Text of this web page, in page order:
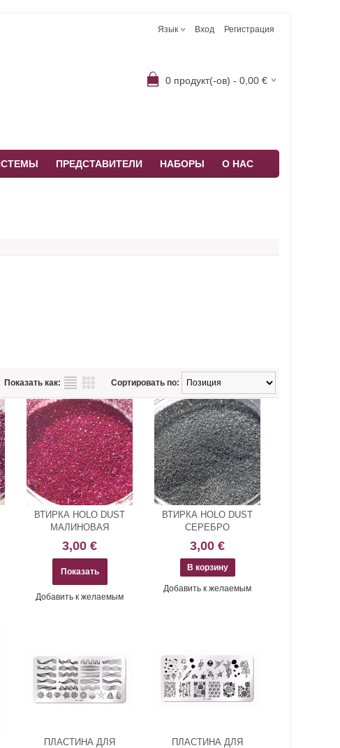
Язык Вход Регистрация
0 продукт(-ов) - 0,00 €
ПРЕДСТАВИТЕЛИ НАБОРЫ О НАС
Сортировать по:
Показать как:
ВТИРКА HOLO DUST
МАЛИНОВАЯ
3,00 €
Показать
Добавить к желаемым
ВТИРКА HOLO DUST
СЕРЕБРО
3,00 €
Добавить к желаемым
ПЛАСТИНА ДЛЯ
ПЛАСТИНА ДЛЯ